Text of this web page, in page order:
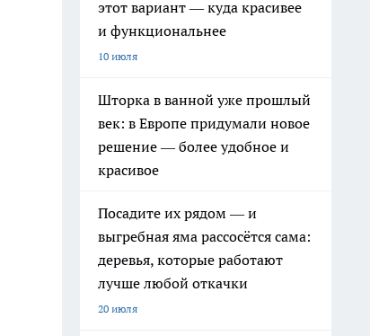
этот вариант — куда красивее
и функциональнее
10 июля
Шторка в ванной уже прошлый
век: в Европе придумали новое
решение — более удобное и
красивое
Посадите их рядом — и
выгребная яма рассосётся сама:
деревья, которые работают
лучше любой откачки
20 июля